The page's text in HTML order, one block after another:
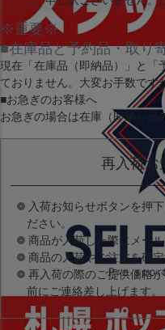
※重要※
■在庫品と予約品・取り
現在 「在庫品（即納品）」 と
ておりません。大変お手数です
■お急ぎのお客様へ
お急ぎの場合は在庫（即納）品
再入荷お
入荷お知らせボタンを押
ださい。
商品が入荷した際にメー
商品の入荷やご注文を確
再入荷の際のご提供価格
前にご連絡差し上げます。